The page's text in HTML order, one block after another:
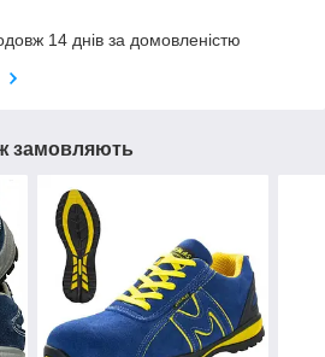
14 днів за домовленістю
замовляють